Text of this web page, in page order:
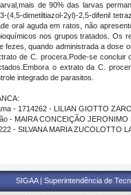
de 90% das larvas
(4,5-dimetiltiazol-2yl)-2,5-difenil
oral aguda em ratos, não
nos grupos tratados. Os
fezes, quando administrada a dose
de C. procera.Pode-se concluir
o extrato da C.
integrado de parasitos.
- 1714262 - LILIAN GIOTTO
- MAIRA CONCEIÇÃO JERONIMO
- SILVANA MARIA ZUCOLOTTO
SIGAA | Superintendência de